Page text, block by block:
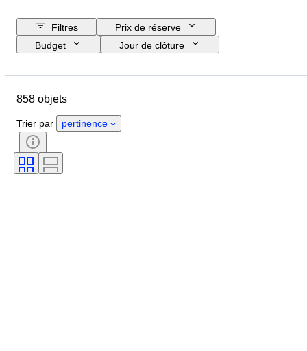
Filtres
Prix de réserve
Budget
Jour de clôture
Pays d’origine
Époque
Signature
Vendu(e) par
Créateur
858 objets
Trier par pertinence